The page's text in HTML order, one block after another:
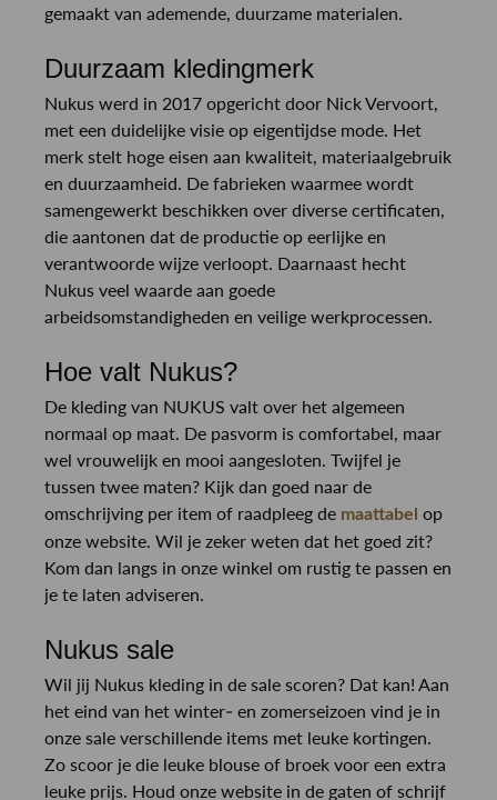
gemaakt van ademende, duurzame materialen.
Duurzaam kledingmerk
Nukus werd in 2017 opgericht door Nick Vervoort,
met een duidelijke visie op eigentijdse mode. Het
merk stelt hoge eisen aan kwaliteit, materiaalgebruik
en duurzaamheid. De fabrieken waarmee wordt
samengewerkt beschikken over diverse certificaten,
die aantonen dat de productie op eerlijke en
verantwoorde wijze verloopt. Daarnaast hecht
Nukus veel waarde aan goede
arbeidsomstandigheden en veilige werkprocessen.
Hoe valt Nukus?
De kleding van NUKUS valt over het algemeen
normaal op maat. De pasvorm is comfortabel, maar
wel vrouwelijk en mooi aangesloten. Twijfel je
tussen twee maten? Kijk dan goed naar de
omschrijving per item of raadpleeg de maattabel op
onze website. Wil je zeker weten dat het goed zit?
Kom dan langs in onze winkel om rustig te passen en
je te laten adviseren.
Nukus sale
Wil jij Nukus kleding in de sale scoren? Dat kan! Aan
het eind van het winter- en zomerseizoen vind je in
onze sale verschillende items met leuke kortingen.
Zo scoor je die leuke blouse of broek voor een extra
leuke prijs. Houd onze website in de gaten of schrijf